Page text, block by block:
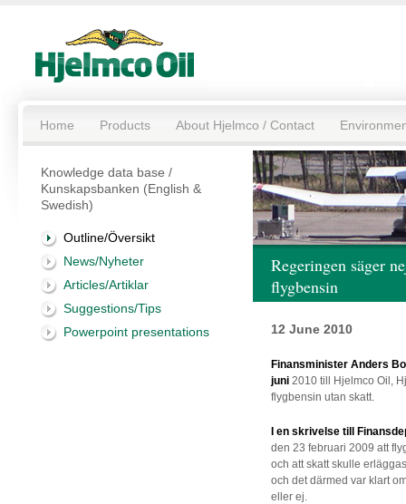
Home Products About Hjelmco / Contact
Knowledge data base /
Kunskapsbanken (English &
Swedish)
Outline/Översikt
News/Nyheter
Articles/Artiklar
Suggestions/Tips
Powerpoint presentations
Regeringen säger
flygbensin
12 June 2010
Finansminister Anders
juni 2010 till Hjelmco Oil,
flygbensin utan skatt.
I en skrivelse till
den 23 februari 2009 att
och att skatt skulle
och det därmed var klart
eller ej.